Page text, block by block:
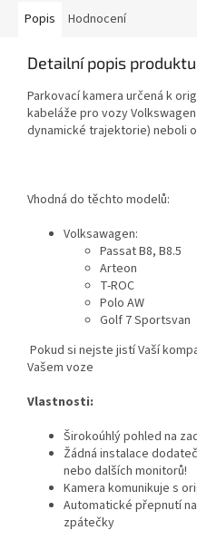
Popis Hodnocení
Detailní popis produktu
Parkovací kamera určená k
kabeláže pro vozy
dynamické trajektorie) neboli
Vhodná do těchto modelů:
Volksawagen:
Passat B8, B8.5
Arteon
T-ROC
Polo AW
Golf 7 Sportsvan
Pokud si nejste jistí Vaší
Vašem voze
Vlastnosti:
Širokoúhlý pohled na
Žádná instalace
nebo dalších monitorů!
Kamera komunikuje s
Automatické přepnutí
zpátečky